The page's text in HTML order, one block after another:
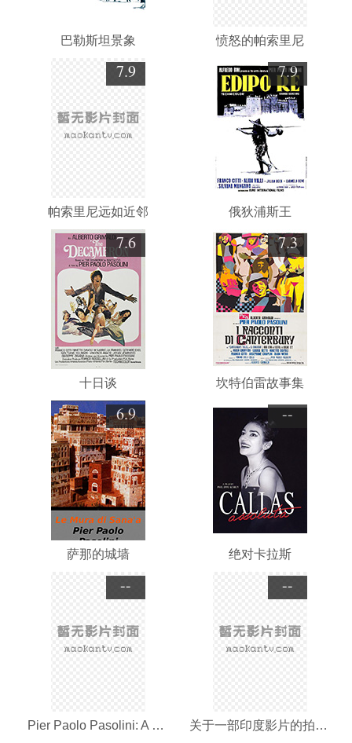
巴勒斯坦景象 愤怒的帕索里尼
7.9
帕索里尼远如近邻
7.9
俄狄浦斯王
7.6
十日谈
7.3
坎特伯雷故事集
6.9
萨那的城墙
--
绝对卡拉斯
--
Pier Paolo Pasolini: A Film Maker's Life
--
关于一部印度影片的拍摄记录